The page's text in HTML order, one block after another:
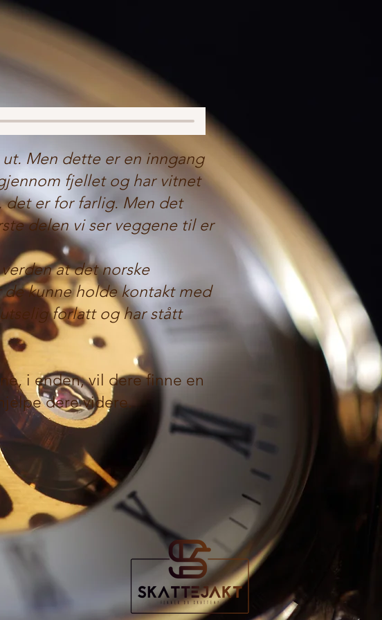
Men dette er en inngang
fjellet og har vitnet
det er for farlig. Men det
delen vi ser veggene til er
at det norske
kunne holde kontakt med
forlatt og har stått
i enden, vil dere finne en
dere videre.